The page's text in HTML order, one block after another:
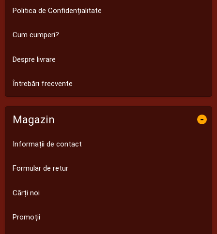
Politica de Confidențialitate
Cum cumperi?
Despre livrare
Întrebări frecvente
Magazin -
Informații de contact
Formular de retur
Cărți noi
Promoții